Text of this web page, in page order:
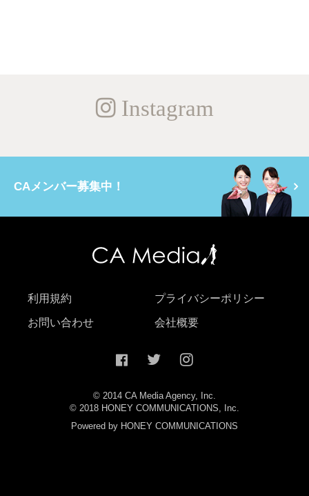
Instagram
CAメンバー募集中！
利用規約 プライバシーポリシー
お問い合わせ 会社概要
© 2014 CA Media Agency, Inc.
© 2018 HONEY COMMUNICATIONS, Inc.
Powered by HONEY COMMUNICATIONS